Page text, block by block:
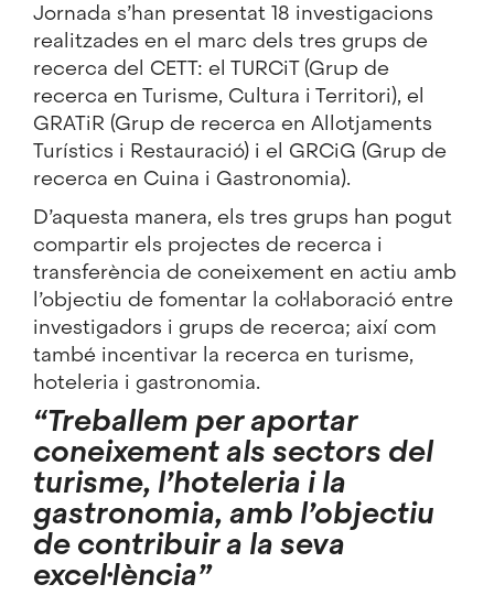
Jornada s’han presentat 18 investigacions
realitzades en el marc dels tres grups de
recerca del CETT: el TURCiT(Grup de
recerca en Turisme, Cultura i Territori), el
GRATiR (Grup de recerca en Allotjaments
Turístics i Restauració) i el GRCiG (Grup de
recerca en Cuina i Gastronomia).
D’aquesta manera, els tres grups han pogut
compartir els projectes de recerca i
transferència de coneixement en actiu amb
l’objectiu de fomentar la col·laboració entre
investigadors i grups de recerca; així com
també incentivar la recerca en turisme,
hoteleria i gastronomia.
“Treballem per aportar
coneixement als sectors del
turisme, l’hoteleria i la
gastronomia, amb l’objectiu
de contribuir a la seva
excel·lència”